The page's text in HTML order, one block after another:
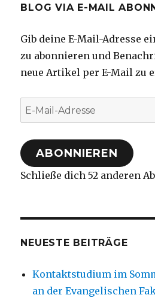
BLOG VIA E-MAIL
Gib deine E-Mail-Adresse
zu abonnieren und
neue Artikel per E-Mail zu
E-
Mail-
Adresse
ABONNIEREN
Schließe dich 52 anderen
NEUESTE BEITRÄGE
Kontaktstudium im
an der Evangelischen